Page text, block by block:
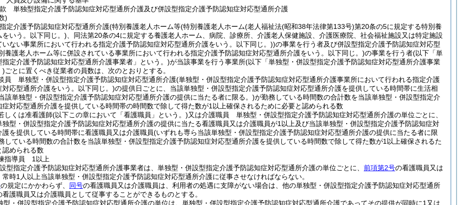
単独型指定介護予防認知症対応型通所介護及び併設型指定介護予防認知症対応型通所介護
)
定介護予防認知症対応型通所介護(特別養護老人ホーム等(特別養護老人ホーム(老人福祉法(昭和38年法律第133号)第20条の5に規定する特別養
をいう。以下同じ。) 、同法第20条の4に規定する養護老人ホーム、病院、診療所、介護老人保健施設、介護医療院、社会福祉施設又は特定施設
いない事業所において行われる指定介護予防認知症対応型通所介護をいう。以下同じ。))の事業を行う者及び併設型指定介護予防認知症対応型
養護老人ホーム等に併設されている事業所において行われる指定介護予防認知症対応型通所介護をいう。以下同じ。)の事業を行う者(以下「単
指定介護予防認知症対応型通所介護事業者」という。)が当該事業を行う事業所(以下「単独型・併設型指定介護予防認知症対応型通所介護事業
)ごとに置くべき従業者の員数は、次のとおりとする。
員 単独型・併設型指定介護予防認知症対応型通所介護(単独型・併設型指定介護予防認知症対応型通所介護事業所において行われる指定介護
対応型通所介護をいう。以下同じ。)の提供日ごとに、当該単独型・併設型指定介護予防認知症対応型通所介護を提供している時間帯に生活相
該単独型・併設型指定介護予防認知症対応型通所介護の提供に当たる者に限る。)が勤務している時間数の合計数を当該単独型・併設型指定介
症対応型通所介護を提供している時間帯の時間数で除して得た数が1以上確保されるために必要と認められる数
しくは准看護師(以下この章において「看護職員」という。)又は介護職員 単独型・併設型指定介護予防認知症対応型通所介護の単位ごとに、
独型・併設型指定介護予防認知症対応型通所介護の提供に当たる看護職員又は介護職員が1以上及び当該単独型・併設型指定介護予防認知症対
護を提供している時間帯に看護職員又は介護職員(いずれも専ら当該単独型・併設型指定介護予防認知症対応型通所介護の提供に当たる者に限
している時間数の合計数を当該単独型・併設型指定介護予防認知症対応型通所介護を提供している時間数で除して得た数が1以上確保されるた
認められる数
指導員 1以上
型指定介護予防認知症対応型通所介護事業者は、単独型・併設型指定介護予防認知症対応型通所介護の単位ごとに、 前項第2号の看護職員又は
時1人以上当該単独型・併設型指定介護予防認知症対応型通所介護に従事させなければならない。
の規定にかかわらず、 同号の看護職員又は介護職員は、利用者の処遇に支障がない場合は、他の単独型・併設型指定介護予防認知症対応型通所
護職員又は介護職員として従事することができるものとする。
型・併設型指定介護予防認知症対応型通所介護の単位は、単独型・併設型指定介護予防認知症対応型通所介護であってその提供が同時に1又は